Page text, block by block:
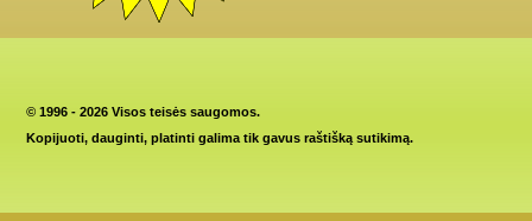
© 1996 - 2026 Visos teisės saugomos.
Kopijuoti, dauginti, platinti galima tik gavus raštišką sutikimą.